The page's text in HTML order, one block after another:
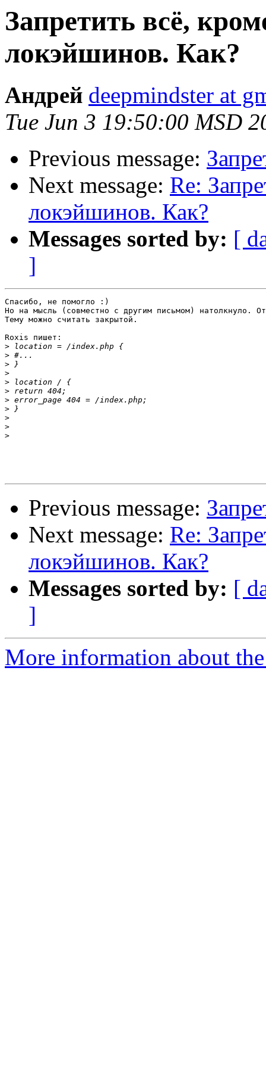
Запретить всё,
локэйшинов. Как?
Андрей deepmindster at
Tue Jun 3 19:50:00 MSD
Previous message:
Next message: Re:
локэйшинов. Как?
Messages sorted by: [
]
Спасибо, не помогло :)
Но на мысль (совместно с другим письмом) натолкнуло.
Тему можно считать закрытой.
Roxis пишет:
>
>
>
>
>
>
>
>
>
>
>
Previous message:
Next message: Re:
локэйшинов. Как?
Messages sorted by: [
]
More information about